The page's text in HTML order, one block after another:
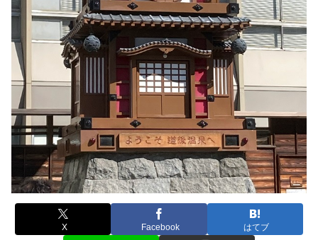
X Facebook はてブ